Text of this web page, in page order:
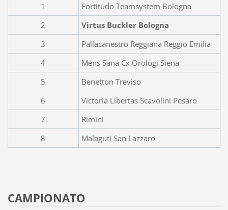
1
Fortitudo Teamsystem Bologna
2
Virtus Buckler Bologna
3
Pallacanestro Reggiana Reggio Emilia
4
Mens Sana Cx Orologi Siena
5
Benetton Treviso
6
Victoria Libertas Scavolini Pesaro
7
Rimini
8
Malaguti San Lazzaro
CAMPIONATO